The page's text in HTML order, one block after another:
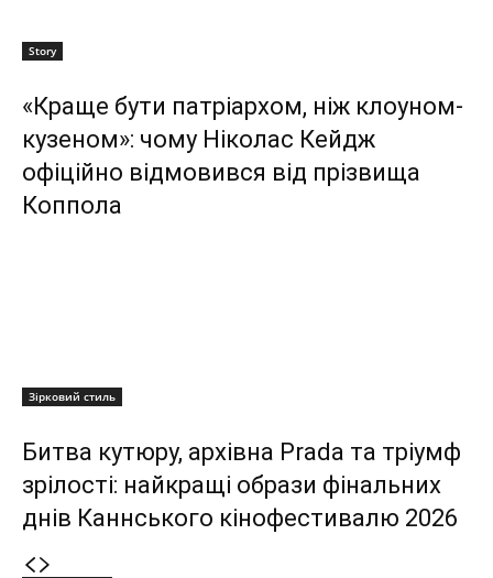
Story
«Краще бути патріархом, ніж клоуном-
кузеном»: чому Ніколас Кейдж
офіційно відмовився від прізвища
Коппола
Зірковий стиль
Битва кутюру, архівна Prada та тріумф
зрілості: найкращі образи фінальних
днів Каннського кінофестивалю 2026